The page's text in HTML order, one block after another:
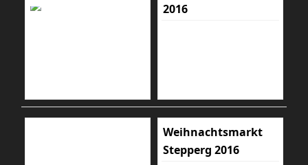
2016
Weihnachtsmarkt
Stepperg 2016